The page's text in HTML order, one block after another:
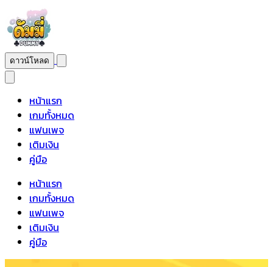
ดาวน์โหลด
หน้าแรก
เกมทั้งหมด
แฟนเพจ
เติมเงิน
คู่มือ
หน้าแรก
เกมทั้งหมด
แฟนเพจ
เติมเงิน
คู่มือ